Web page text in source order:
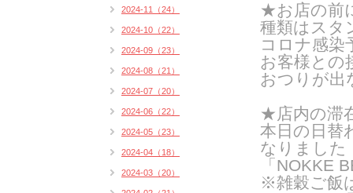
★お店の前
種類はスタ
コロナ感染
お客様との
おつりが出
★店内の滞
本日の日替
なりました
「NOKKE
※雑穀ご飯
2024-11（24）
2024-10（22）
2024-09（23）
2024-08（21）
2024-07（20）
2024-06（22）
2024-05（23）
2024-04（18）
2024-03（20）